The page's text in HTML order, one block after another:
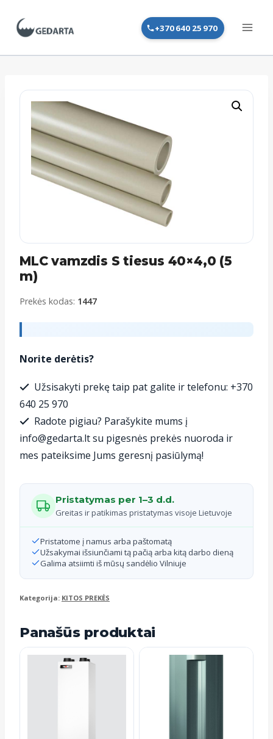
+370 640 25 970
MLC vamzdis S tiesus 40×4,0 (5
m)
Prekės kodas: 1447
Norite derėtis?
Užsisakyti prekę taip pat galite ir telefonu: +370
640 25 970
Radote pigiau? Parašykite mums į
info@gedarta.lt su pigesnės prekės nuoroda ir
mes pateiksime Jums geresnį pasiūlymą!
Pristatymas per 1–3 d.d.
Greitas ir patikimas pristatymas visoje Lietuvoje
Pristatome į namus arba paštomatą
Užsakymai išsiunčiami tą pačią arba kitą darbo dieną
Galima atsiimti iš mūsų sandėlio Vilniuje
Kategorija: KITOS PREKĖS
Panašūs produktai